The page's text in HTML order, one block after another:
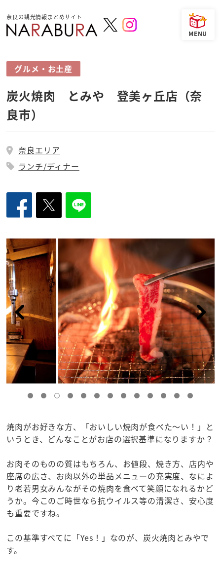
奈良の観光情報まとめサイト
グルメ・お土産
炭火焼肉 とみや 登美ヶ丘店（奈
良市）
奈良エリア
ランチ/ディナー
焼肉がお好きな方、「おいしい焼肉が食べた～い！」と
いうとき、どんなことがお店の選択基準になりますか？
お肉そのものの質はもちろん、お値段、焼き方、店内や
座席の広さ、お肉以外の単品メニューの充実度、なによ
り老若男女みんながその焼肉を食べて笑顔になれるかど
うか。今このご時世なら抗ウイルス等の清潔さ、安心度
も重要ですね。
この基準すべてに「Yes！」なのが、炭火焼肉とみやで
す。